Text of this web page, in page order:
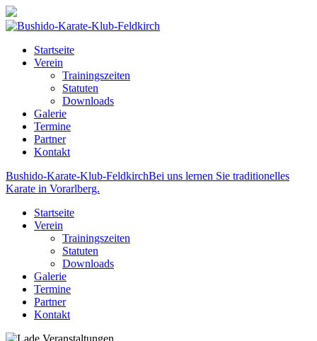
Startseite
Verein
Trainingszeiten
Statuten
Downloads
Galerie
Termine
Partner
Kontakt
Bushido-Karate-Klub-FeldkirchBei uns lernen Sie traditionelles
Karate in Vorarlberg.
Startseite
Verein
Trainingszeiten
Statuten
Downloads
Galerie
Termine
Partner
Kontakt